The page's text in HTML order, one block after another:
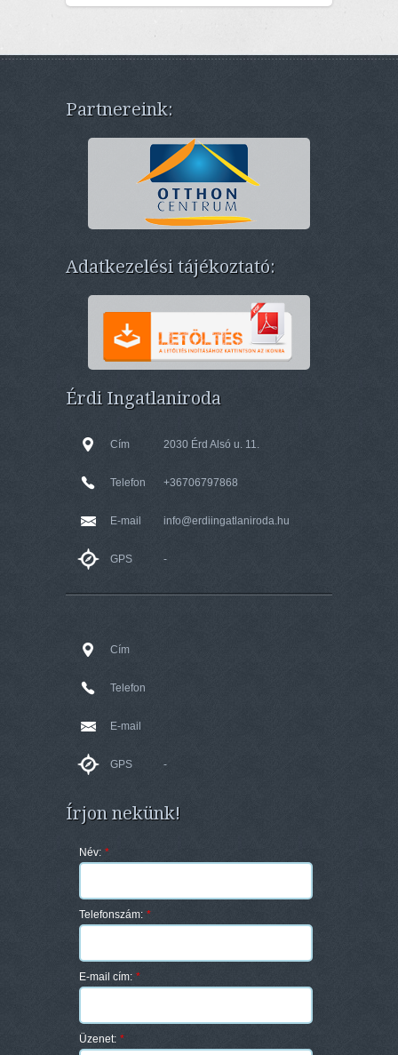
Partnereink:
Adatkezelési tájékoztató:
Érdi Ingatlaniroda
Cím 2030 Érd Alsó u. 11.
Telefon +36706797868
E-mail info@erdiingatlaniroda.hu
GPS -
Cím
Telefon
E-mail
GPS -
Írjon nekünk!
Név: *
Telefonszám: *
E-mail cím: *
Üzenet: *